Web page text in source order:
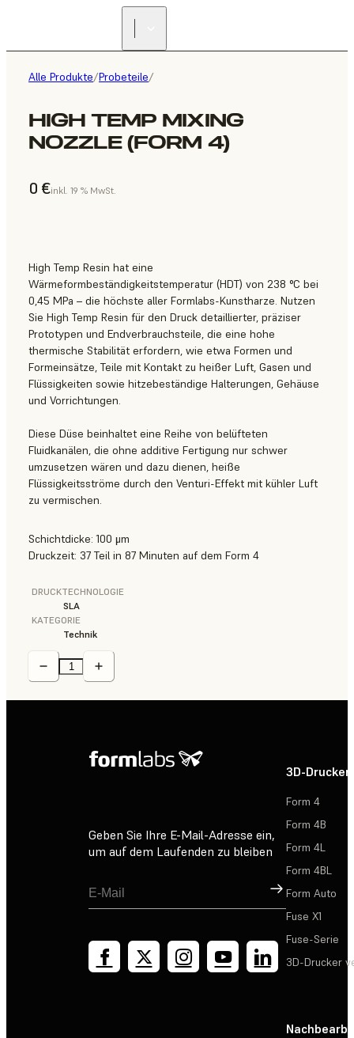
Alle Produkte/Probeteile/
HIGH TEMP MIXING
NOZZLE (FORM 4)
0 €inkl. 19 % MwSt.
High Temp Resin hat eine
Wärmeformbeständigkeitstemperatur (HDT) von 238 °C bei
0,45 MPa – die höchste aller Formlabs-Kunstharze. Nutzen
Sie High Temp Resin für den Druck detaillierter, präziser
Prototypen und Endverbrauchsteile, die eine hohe
thermische Stabilität erfordern, wie etwa Formen und
Formeinsätze, Teile mit Kontakt zu heißer Luft, Gasen und
Flüssigkeiten sowie hitzebeständige Halterungen, Gehäuse
und Vorrichtungen.
Diese Düse beinhaltet eine Reihe von belüfteten
Fluidkanälen, die ohne additive Fertigung nur schwer
umzusetzen wären und dazu dienen, heiße
Flüssigkeitsströme durch den Venturi-Effekt mit kühler Luft
zu vermischen.
Schichtdicke: 100 μm
Druckzeit: 37 Teil in 87 Minuten auf dem Form 4
DRUCKTECHNOLOGIE
SLA
KATEGORIE
Technik
Geben Sie Ihre E-Mail-Adresse ein,
um auf dem Laufenden zu bleiben
Registrieren
3D-Drucker
Form 4
Form 4B
Form 4L
Form 4BL
Form Auto
Fuse X1
Fuse-Serie
3D-Drucker